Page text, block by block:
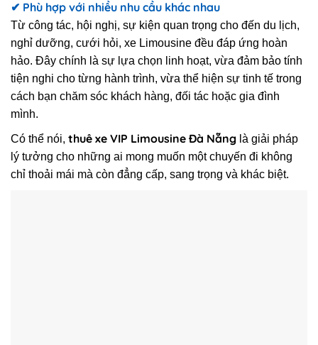
✔ Phù hợp với nhiều nhu cầu khác nhau
Từ công tác, hội nghị, sự kiện quan trọng cho đến du lịch,
nghỉ dưỡng, cưới hỏi, xe Limousine đều đáp ứng hoàn
hảo. Đây chính là sự lựa chọn linh hoạt, vừa đảm bảo tính
tiện nghi cho từng hành trình, vừa thể hiện sự tinh tế trong
cách bạn chăm sóc khách hàng, đối tác hoặc gia đình
mình.
Có thể nói, thuê xe VIP Limousine Đà Nẵng là giải pháp
lý tưởng cho những ai mong muốn một chuyến đi không
chỉ thoải mái mà còn đẳng cấp, sang trọng và khác biệt.